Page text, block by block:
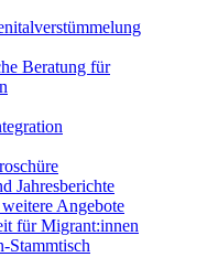
Beratung für
Jahresberichte
Angebote
für Migrant:innen
Stammtisch